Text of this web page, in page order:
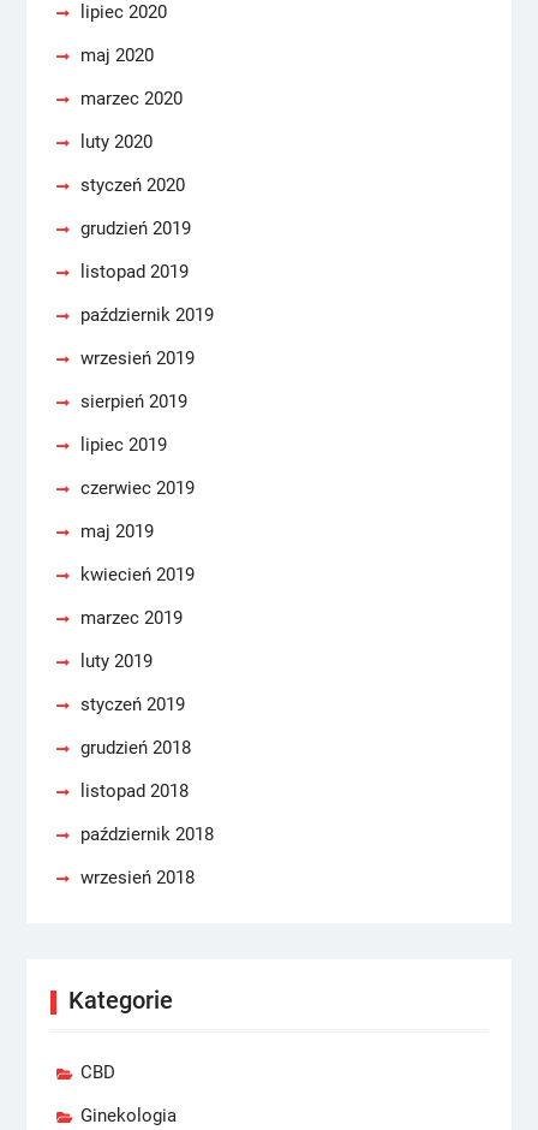
lipiec 2020
maj 2020
marzec 2020
luty 2020
styczeń 2020
grudzień 2019
listopad 2019
październik 2019
wrzesień 2019
sierpień 2019
lipiec 2019
czerwiec 2019
maj 2019
kwiecień 2019
marzec 2019
luty 2019
styczeń 2019
grudzień 2018
listopad 2018
październik 2018
wrzesień 2018
Kategorie
CBD
Ginekologia